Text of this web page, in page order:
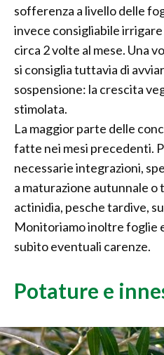
sofferenza a livello delle
invece consigliabile
circa 2 volte al mese. Una
si consiglia tuttavia di
sospensione: la crescita
stimolata.
La maggior parte delle
fatte nei mesi precedenti.
necessarie integrazioni,
a maturazione autunnale
actinidia, pesche tardive,
Monitoriamo inoltre foglie
subito eventuali carenze.
Potature e